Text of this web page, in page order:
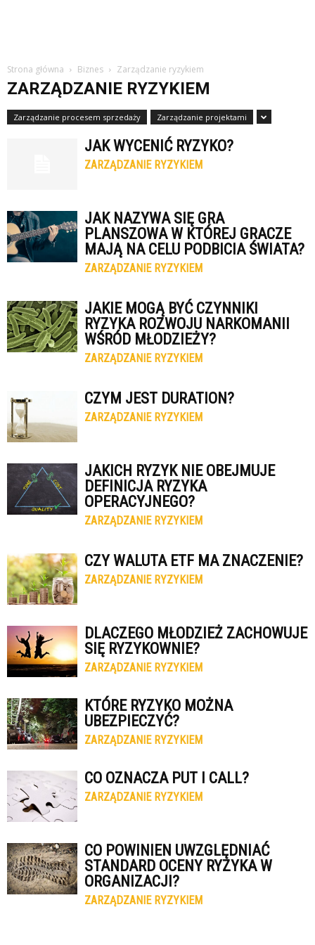
Strona główna Biznes Zarządzanie ryzykiem
ZARZĄDZANIE RYZYKIEM
Zarządzanie procesem sprzedaży Zarządzanie projektami
JAK WYCENIĆ RYZYKO?
ZARZĄDZANIE RYZYKIEM
JAK NAZYWA SIĘ GRA
PLANSZOWA W KTÓREJ GRACZE
MAJĄ NA CELU PODBICIA ŚWIATA?
ZARZĄDZANIE RYZYKIEM
JAKIE MOGĄ BYĆ CZYNNIKI
RYZYKA ROZWOJU NARKOMANII
WŚRÓD MŁODZIEŻY?
ZARZĄDZANIE RYZYKIEM
CZYM JEST DURATION?
ZARZĄDZANIE RYZYKIEM
JAKICH RYZYK NIE OBEJMUJE
DEFINICJA RYZYKA
OPERACYJNEGO?
ZARZĄDZANIE RYZYKIEM
CZY WALUTA ETF MA ZNACZENIE?
ZARZĄDZANIE RYZYKIEM
DLACZEGO MŁODZIEŻ ZACHOWUJE
SIĘ RYZYKOWNIE?
ZARZĄDZANIE RYZYKIEM
KTÓRE RYZYKO MOŻNA
UBEZPIECZYĆ?
ZARZĄDZANIE RYZYKIEM
CO OZNACZA PUT I CALL?
ZARZĄDZANIE RYZYKIEM
CO POWINIEN UWZGLĘDNIAĆ
STANDARD OCENY RYZYKA W
ORGANIZACJI?
ZARZĄDZANIE RYZYKIEM